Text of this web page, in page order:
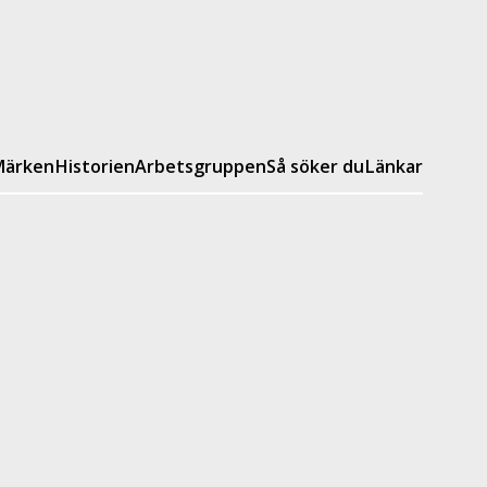
HistorienArbetsgruppenSå söker duLänkar